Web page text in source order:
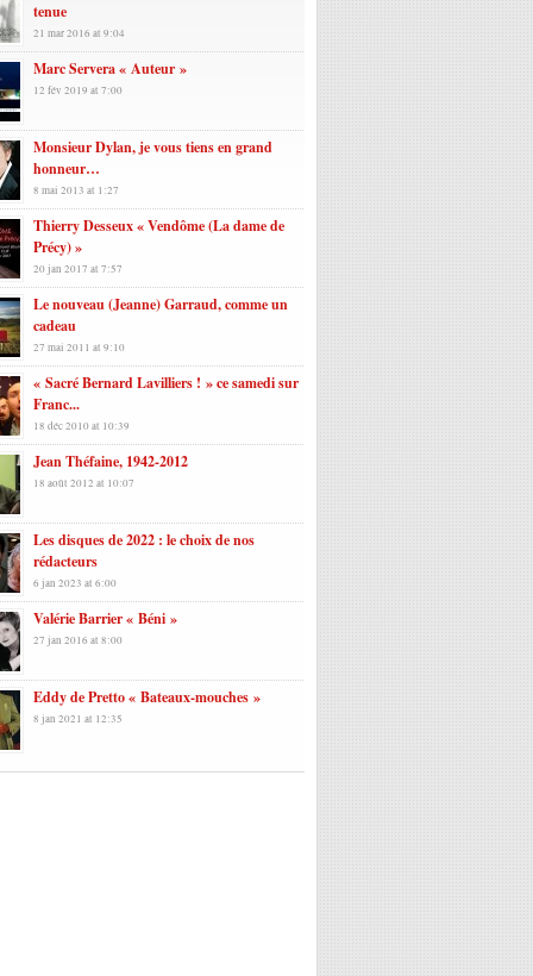
tenue
21 mar 2016 at 9:04
Marc Servera « Auteur »
12 fév 2019 at 7:00
Monsieur Dylan, je vous tiens en grand
honneur…
8 mai 2013 at 1:27
Thierry Desseux « Vendôme (La dame de
Précy) »
20 jan 2017 at 7:57
Le nouveau (Jeanne) Garraud, comme un
cadeau
27 mai 2011 at 9:10
« Sacré Bernard Lavilliers ! » ce samedi sur
Franc...
18 déc 2010 at 10:39
Jean Théfaine, 1942-2012
18 août 2012 at 10:07
Les disques de 2022 : le choix de nos
rédacteurs
6 jan 2023 at 6:00
Valérie Barrier « Béni »
27 jan 2016 at 8:00
Eddy de Pretto « Bateaux-mouches »
8 jan 2021 at 12:35